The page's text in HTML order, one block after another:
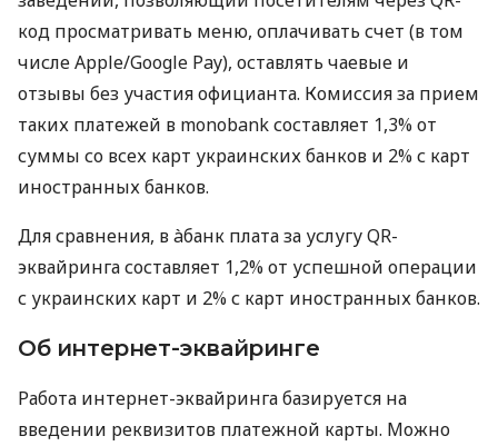
код просматривать меню, оплачивать счет (в том
числе Apple/Google Pay), оставлять чаевые и
отзывы без участия официанта. Комиссия за прием
таких платежей в monobank составляет 1,3% от
суммы со всех карт украинских банков и 2% с карт
иностранных банков.
Для сравнения, в àбанк плата за услугу QR-
эквайринга составляет 1,2% от успешной операции
с украинских карт и 2% с карт иностранных банков.
Об интернет-эквайринге
Работа интернет-эквайринга базируется на
введении реквизитов платежной карты. Можно